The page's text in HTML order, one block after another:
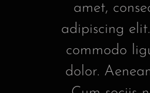
amet,
adipiscing
commodo
dolor.